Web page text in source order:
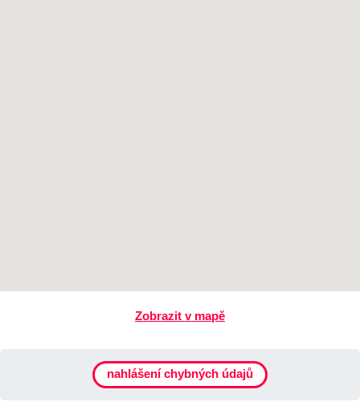
Zobrazit v mapě
nahlášení chybných údajů